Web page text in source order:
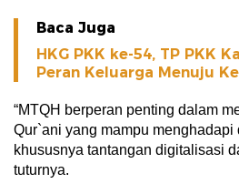
Baca Juga
HKG PKK ke-54, TP PKK
Peran Keluarga Menuju
“MTQH berperan penting dalam
Qur`ani yang mampu menghadapi
khususnya tantangan digitalisasi
tuturnya.